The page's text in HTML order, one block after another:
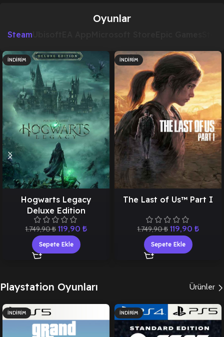
Oyunlar
Steam
İNDIRIM
Hogwarts Legacy
Deluxe Edition
1.749,90₺ 119,90 ₺
Sepete Ekle
İNDIRIM
The Last of Us™ Part I
1.749,90₺ 119,90 ₺
Sepete Ekle
Playstation Oyunları Ürünler
İNDIRIM İNDIRIM